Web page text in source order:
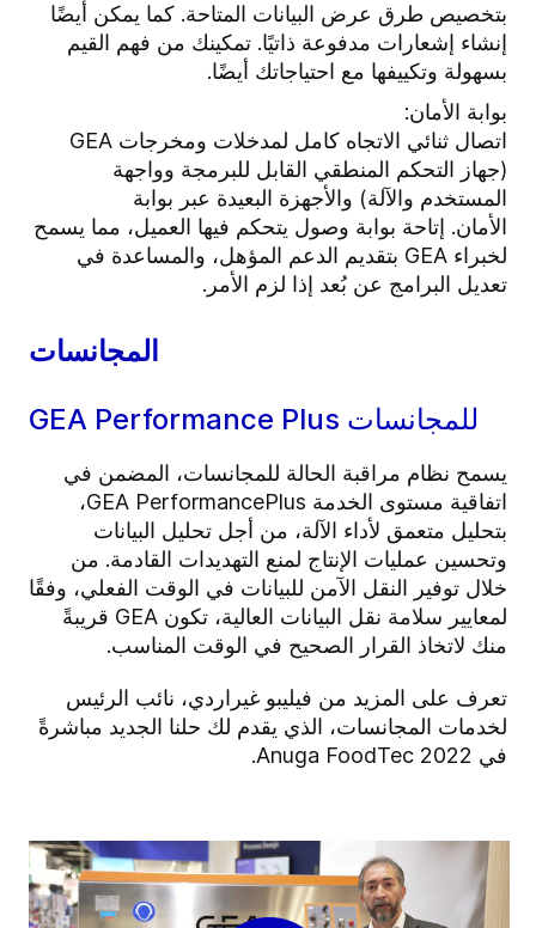
بتخصيص طرق عرض البيانات المتاحة. كما يمكن أيضًا
إنشاء إشعارات مدفوعة ذاتيًا. تمكينك من فهم القيم
بسهولة وتكييفها مع احتياجاتك أيضًا.
بوابة الأمان:
اتصال ثنائي الاتجاه كامل لمدخلات ومخرجات GEA
(جهاز التحكم المنطقي القابل للبرمجة وواجهة
المستخدم والآلة) والأجهزة البعيدة عبر بوابة
الأمان. إتاحة بوابة وصول يتحكم فيها العميل، مما يسمح
لخبراء GEA بتقديم الدعم المؤهل، والمساعدة في
تعديل البرامج عن بُعد إذا لزم الأمر.
المجانسات
GEA Performance Plus للمجانسات
يسمح نظام مراقبة الحالة للمجانسات، المضمن في
اتفاقية مستوى الخدمة GEA PerformancePlus،
بتحليل متعمق لأداء الآلة، من أجل تحليل البيانات
وتحسين عمليات الإنتاج لمنع التهديدات القادمة. من
خلال توفير النقل الآمن للبيانات في الوقت الفعلي، وفقًا
لمعايير سلامة نقل البيانات العالية، تكون GEA قريبةً
منك لاتخاذ القرار الصحيح في الوقت المناسب.
تعرف على المزيد من فيليبو غيراردي، نائب الرئيس
لخدمات المجانسات، الذي يقدم لك حلنا الجديد مباشرةً
في Anuga FoodTec 2022.